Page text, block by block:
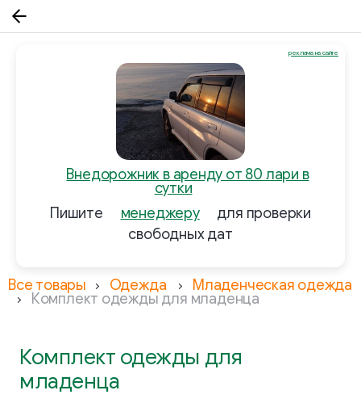
Внедорожник в аренду от 80 лари в
сутки
Пишите
менеджеру
для проверки
свободных дат
реклама на сайте
Все товары Одежда Младенческая одежда
Комплект одежды для младенца
Комплект одежды для
младенца